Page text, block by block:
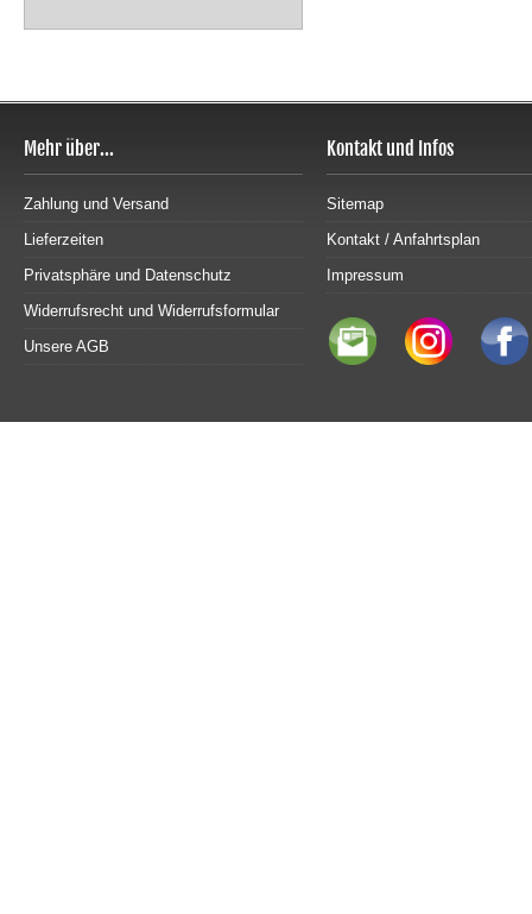
Mehr über...
Zahlung und Versand
Lieferzeiten
Privatsphäre und Datenschutz
Widerrufsrecht und Widerrufsformular
Unsere AGB
Kontakt und Infos
Sitemap
Kontakt / Anfahrtsplan
Impressum